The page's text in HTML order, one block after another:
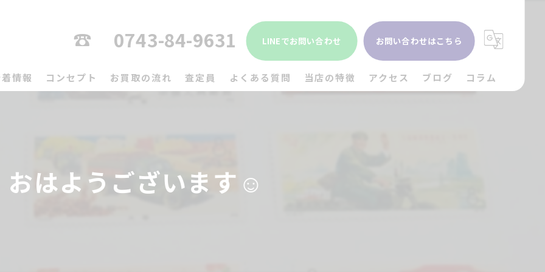
0743-84-9631 LINEでお問い合わせ お問い合わせはこちら
情報 コンセプト お買取の流れ 査定員 よくある質問 当店の特徴 アクセス ブログ コラム
おはようございます☺️